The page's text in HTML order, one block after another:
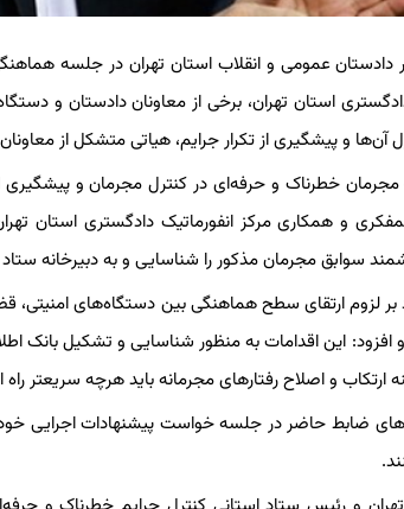
دادستان عمومی و انقلاب استان تهران در جلسه
استان تهران، برخی از معاونان دادستان و
آن‌ها و پیشگیری از تکرار جرایم، هیاتی متشکل از
خطرناک و حرفه‌ای در کنترل مجرمان و پیشگیری
سوابق مجرمان مذکور را شناسایی و به دبیرخانه ستاد
لزوم ارتقای سطح هماهنگی بین دستگاه‌های امنیتی،
و افزود: این اقدامات به منظور شناسایی و تشکیل بانک
و اصلاح رفتار‌های مجرمانه باید هرچه سریعتر راه
ضابط حاضر در جلسه خواست پیشنهادات اجرایی